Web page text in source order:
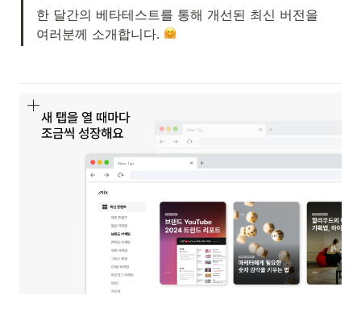
한 달간의 베타테스트를 통해 개선된 최신 버전을
여러분께 소개합니다.